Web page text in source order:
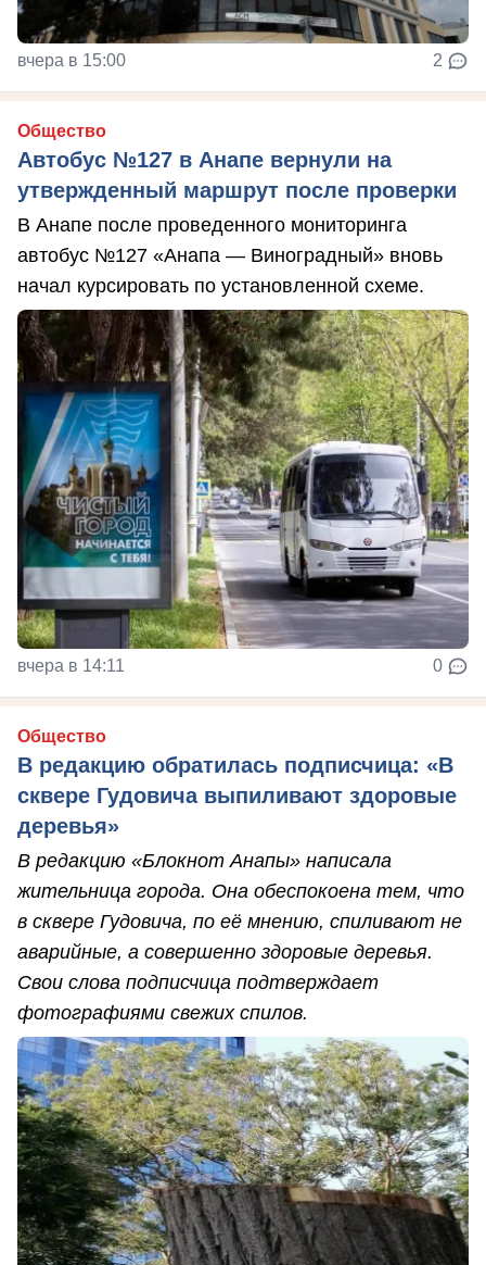
вчера в 15:00 2
Общество
Автобус №127 в Анапе вернули на
утвержденный маршрут после проверки
В Анапе после проведенного мониторинга
автобус №127 «Анапа — Виноградный» вновь
начал курсировать по установленной схеме.
вчера в 14:11 0
Общество
В редакцию обратилась подписчица: «В
сквере Гудовича выпиливают здоровые
деревья»
В редакцию «Блокнот Анапы» написала
жительница города. Она обеспокоена тем, что
в сквере Гудовича, по её мнению, спиливают не
аварийные, а совершенно здоровые деревья.
Свои слова подписчица подтверждает
фотографиями свежих спилов.